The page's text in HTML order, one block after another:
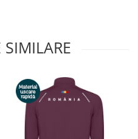
SIMILARE